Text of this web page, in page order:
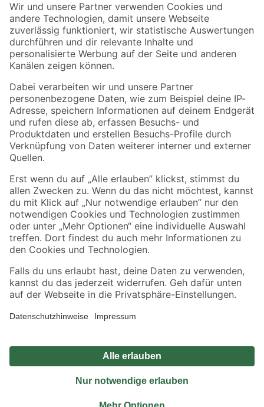
Der toom Newsletter: Keine Angebote und Aktionen mehr verpassen!
Zur Newsletter Anmeldung
Folge uns
Zahlungsarten Versandarten
Sicher einkaufen
Jetzt die toom-App herunterladen
Alle Preisangaben in EUR inkl. gesetzl. MwSt.. Die dargestellten Angebote sind unter
Umständen nicht in allen Märkten verfügbar. Die angegebenen Verfügbarkeiten beziehen
Produkte nur solange der Vorrat reicht.
*Paketversand ab 59 € versandkostenfrei, gilt nicht für Artikel mit Speditionsversand, hier
Privatsphäre Impressum
Nutzungsbedingungen
Widerrufsrecht
Vertrag widerrufen